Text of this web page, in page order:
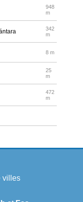
948
m
342
m
8 m
25
m
472
m
villes